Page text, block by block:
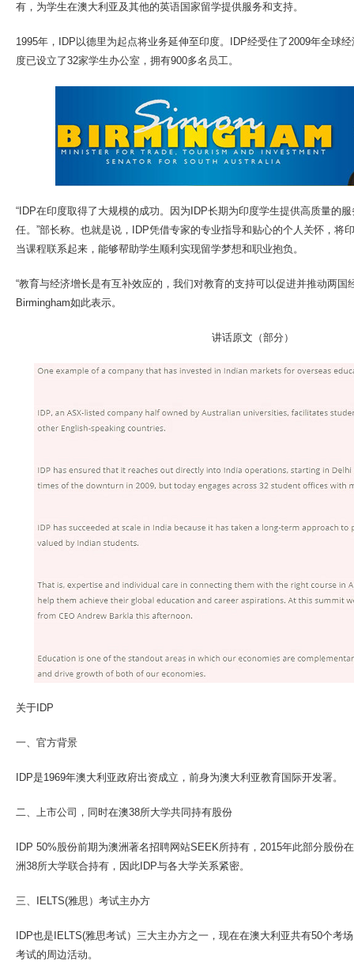
有，为学生在澳大利亚及其他的英语国家留学提供服务和支持。
1995年，IDP以德里为起点将业务延伸至印度。IDP经受住了2009年全球
度已设立了32家学生办公室，拥有900多名员工。
“IDP在印度取得了大规模的成功。因为IDP长期为印度学生提供高质量的
任。”部长称。也就是说，IDP凭借专家的专业指导和贴心的个人关怀，将
当课程联系起来，能够帮助学生顺利实现留学梦想和职业抱负。
“教育与经济增长是有互补效应的，我们对教育的支持可以促进并推动两国
Birmingham如此表示。
讲话原文（部分）
关于IDP
一、官方背景
IDP是1969年澳大利亚政府出资成立，前身为澳大利亚教育国际开发署。
二、上市公司，同时在澳38所大学共同持有股份
IDP 50%股份前期为澳洲著名招聘网站SEEK所持有，2015年此部分股份
洲38所大学联合持有，因此IDP与各大学关系紧密。
三、IELTS(雅思）考试主办方
IDP也是IELTS(雅思考试）三大主办方之一，现在在澳大利亚共有50个考
考试的周边活动。